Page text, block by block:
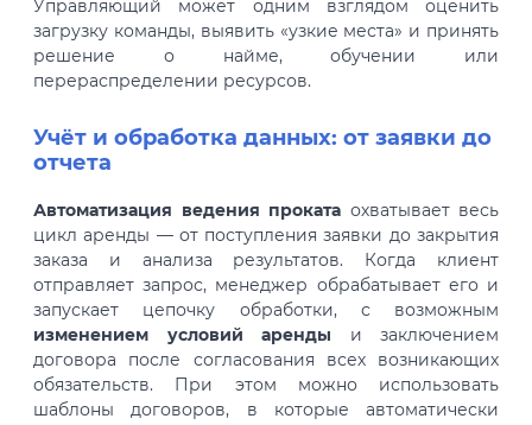
Управляющий может одним взглядом оценить
загрузку команды, выявить «узкие места» и принять
решение о найме, обучении или
перераспределении ресурсов.
Учёт и обработка данных: от заявки до
отчета
Автоматизация ведения проката охватывает весь
цикл аренды — от поступления заявки до закрытия
заказа и анализа результатов. Когда клиент
отправляет запрос, менеджер обрабатывает его и
запускает цепочку обработки, с возможным
изменением условий аренды и заключением
договора после согласования всех возникающих
обязательств. При этом можно использовать
шаблоны договоров, в которые автоматически